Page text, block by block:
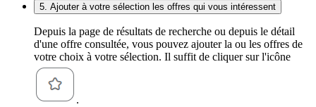
5. Ajouter à votre sélection les offres qui vous intéressent
Depuis la page de résultats de recherche ou depuis le détail
d'une offre consultée, vous pouvez ajouter la ou les offres de
votre choix à votre sélection. Il suffit de cliquer sur l'icône
.